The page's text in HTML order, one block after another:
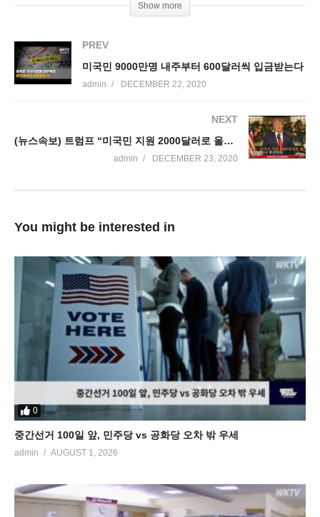
Show more
PREV
미국민 9000만명 내주부터 600달러씩 입금받는다
admin DECEMBER 22, 2020
NEXT
(뉴스속보) 트럼프 “미국민 지원 2000달러로 올려라”
admin DECEMBER 23, 2020
You might be interested in
0
중간선거 100일 앞, 민주당 vs 공화당 오차 밖 우세
admin AUGUST 1, 2026